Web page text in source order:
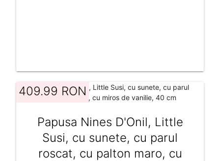
409.99 RON
Papusa Nines D'Onil, Little
Susi, cu sunete, cu parul
roscat, cu palton maro, cu